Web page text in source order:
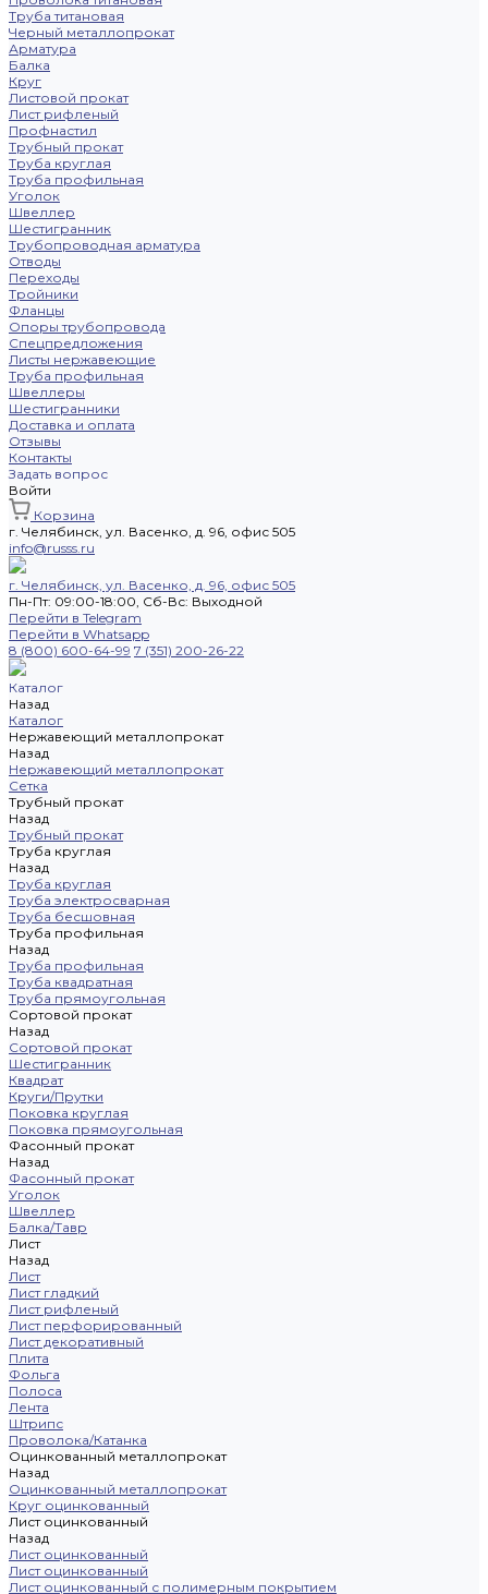
Труба титановая
Черный металлопрокат
Арматура
Балка
Круг
Листовой прокат
Лист рифленый
Профнастил
Трубный прокат
Труба круглая
Труба профильная
Уголок
Швеллер
Шестигранник
Трубопроводная арматура
Отводы
Переходы
Тройники
Фланцы
Опоры трубопровода
Спецпредложения
Листы нержавеющие
Труба профильная
Швеллеры
Шестигранники
Доставка и оплата
Отзывы
Контакты
Задать вопрос
Войти
Корзина
г. Челябинск, ул. Васенко, д. 96, офис 505
info@russs.ru
г. Челябинск, ул. Васенко, д. 96, офис 505
Пн-Пт: 09:00-18:00, Cб-Вс: Выходной
Перейти в Telegram
Перейти в Whatsapp
8 (800) 600-64-99 7 (351) 200-26-22
Каталог
Назад
Каталог
Нержавеющий металлопрокат
Назад
Нержавеющий металлопрокат
Сетка
Трубный прокат
Назад
Трубный прокат
Труба круглая
Назад
Труба круглая
Труба электросварная
Труба бесшовная
Труба профильная
Назад
Труба профильная
Труба квадратная
Труба прямоугольная
Сортовой прокат
Назад
Сортовой прокат
Шестигранник
Квадрат
Круги/Прутки
Поковка круглая
Поковка прямоугольная
Фасонный прокат
Назад
Фасонный прокат
Уголок
Швеллер
Балка/Тавр
Лист
Назад
Лист
Лист гладкий
Лист рифленый
Лист перфорированный
Лист декоративный
Плита
Фольга
Полоса
Лента
Штрипс
Проволока/Катанка
Оцинкованный металлопрокат
Назад
Оцинкованный металлопрокат
Круг оцинкованный
Лист оцинкованный
Назад
Лист оцинкованный
Лист оцинкованный
Лист оцинкованный с полимерным покрытием